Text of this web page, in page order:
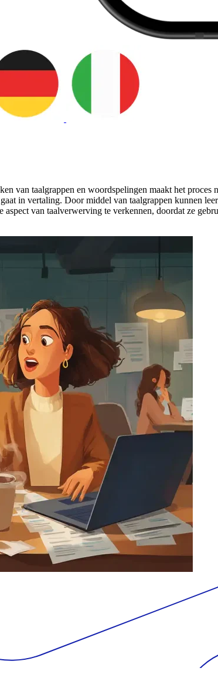
van taalgrappen en woordspelingen maakt het proces
in vertaling. Door middel van taalgrappen kunnen
aspect van taalverwerving te verkennen, doordat ze